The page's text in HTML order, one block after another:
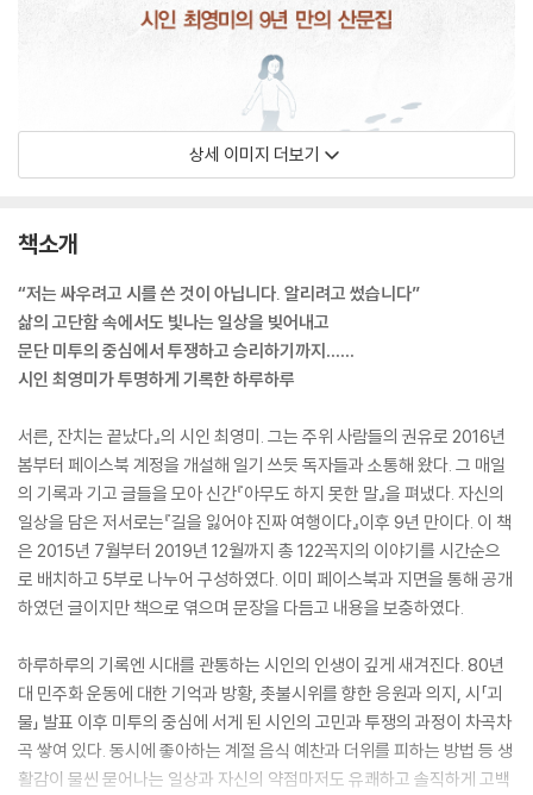
상세 이미지 더보기
책소개
“저는 싸우려고 시를 쓴 것이 아닙니다. 알리려고 썼습니다”
삶의 고단함 속에서도 빛나는 일상을 빚어내고
문단 미투의 중심에서 투쟁하고 승리하기까지……
시인 최영미가 투명하게 기록한 하루하루
서른, 잔치는 끝났다』의 시인 최영미. 그는 주위 사람들의 권유로 2016년
봄부터 페이스북 계정을 개설해 일기 쓰듯 독자들과 소통해 왔다. 그 매일
의 기록과 기고 글들을 모아 신간『아무도 하지 못한 말』을 펴냈다. 자신의
일상을 담은 저서로는『길을 잃어야 진짜 여행이다』이후 9년 만이다. 이 책
은 2015년 7월부터 2019년 12월까지 총 122꼭지의 이야기를 시간순으
로 배치하고 5부로 나누어 구성하였다. 이미 페이스북과 지면을 통해 공개
하였던 글이지만 책으로 엮으며 문장을 다듬고 내용을 보충하였다.
하루하루의 기록엔 시대를 관통하는 시인의 인생이 깊게 새겨진다. 80년
대 민주화 운동에 대한 기억과 방황, 촛불시위를 향한 응원과 의지, 시「괴
물」 발표 이후 미투의 중심에 서게 된 시인의 고민과 투쟁의 과정이 차곡차
곡 쌓여 있다. 동시에 좋아하는 계절 음식 예찬과 더위를 피하는 방법 등 생
활감이 물씬 묻어나는 일상과 자신의 약점마저도 유쾌하고 솔직하게 고백